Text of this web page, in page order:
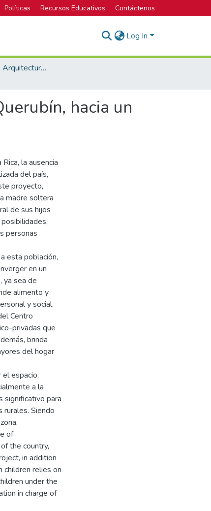
Políticas Recursos Educativos Contáctenos
Log In
Licenciatura en Arquitectura y Urbanismo
hacia un
la ausencia
del país,
proyecto,
madre soltera
de sus hijos
personas
esta población,
en un
ya sea de
alimento y
y social.
Centro
privadas que
brinda
del hogar
espacio,
a la
significativo para
rurales. Siendo
of
the country,
in addition
relies on
under the
in charge of